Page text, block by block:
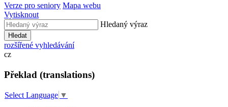
Verze pro seniory Mapa webu
Vytisknout
Hledaný výraz
Hledat
rozšířené vyhledávání
cz
Překlad (translations)
Select Language ▼